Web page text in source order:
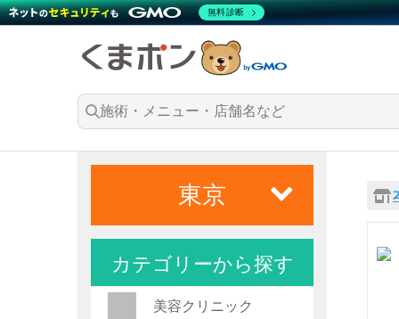
東京
カテゴリーから探す
美容クリニック
無料診断